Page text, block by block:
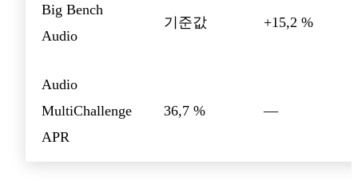
Big Bench
Audio
기준값 +15,2 %
Audio
MultiChallenge
APR
36,7 % —